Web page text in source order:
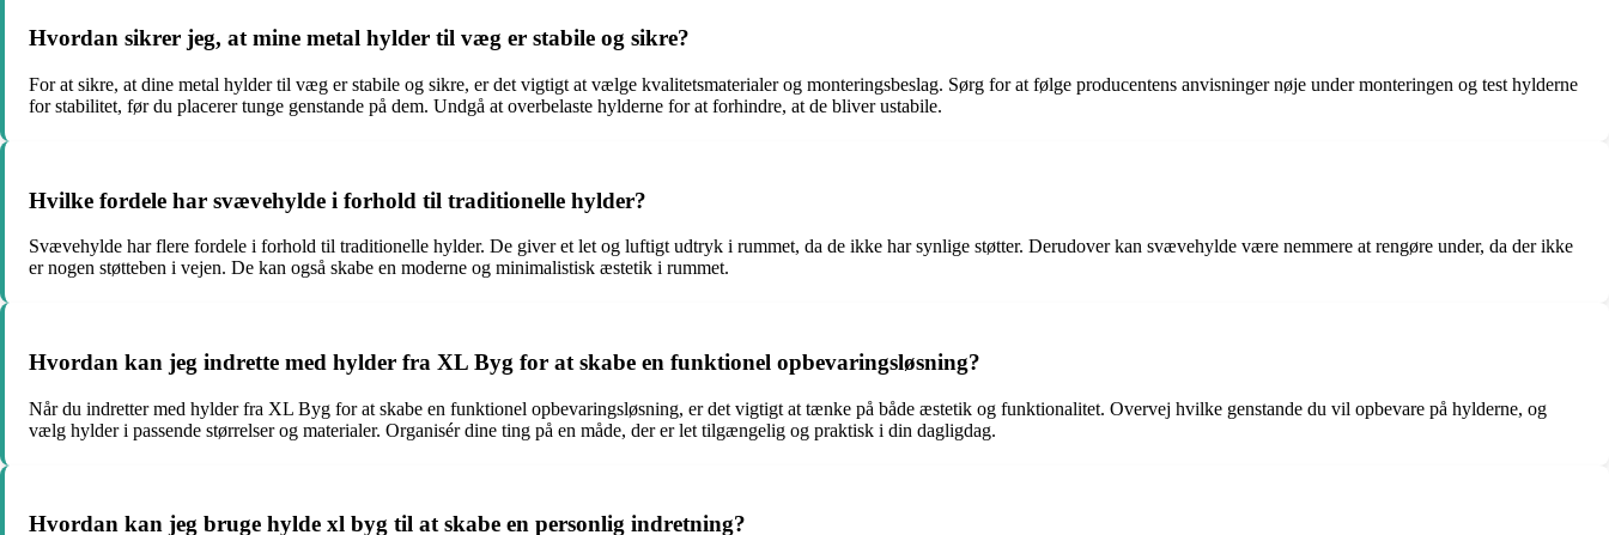
Hvordan sikrer jeg, at mine metal hylder til væg er stabile og sikre?
For at sikre, at dine metal hylder til væg er stabile og sikre, er det vigtigt at vælge kvalitetsmaterialer og monteringsbeslag. Sørg for at følge producentens anvisninger nøje under monteringen og test hylderne
for stabilitet, før du placerer tunge genstande på dem. Undgå at overbelaste hylderne for at forhindre, at de bliver ustabile.
Hvilke fordele har svævehylde i forhold til traditionelle hylder?
Svævehylde har flere fordele i forhold til traditionelle hylder. De giver et let og luftigt udtryk i rummet, da de ikke har synlige støtter. Derudover kan svævehylde være nemmere at rengøre under, da der ikke
er nogen støtteben i vejen. De kan også skabe en moderne og minimalistisk æstetik i rummet.
Hvordan kan jeg indrette med hylder fra XL Byg for at skabe en funktionel opbevaringsløsning?
Når du indretter med hylder fra XL Byg for at skabe en funktionel opbevaringsløsning, er det vigtigt at tænke på både æstetik og funktionalitet. Overvej hvilke genstande du vil opbevare på hylderne, og
vælg hylder i passende størrelser og materialer. Organisér dine ting på en måde, der er let tilgængelig og praktisk i din dagligdag.
Hvordan kan jeg bruge hylde xl byg til at skabe en personlig indretning?